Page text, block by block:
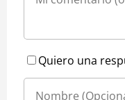
Quiero una